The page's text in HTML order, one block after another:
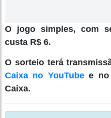
O jogo simples, com
custa R$ 6.
O sorteio terá
Caixa no YouTubee no
Caixa.